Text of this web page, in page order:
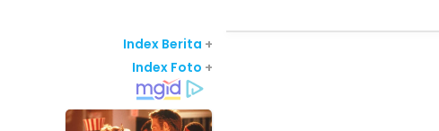
Index Berita +
Index Foto +